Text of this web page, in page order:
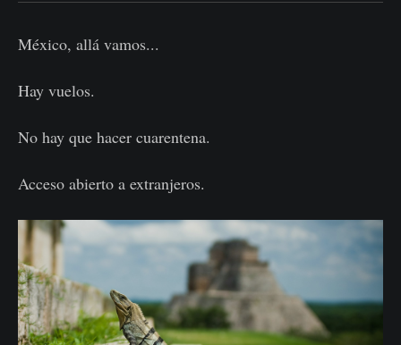
México, allá vamos...
Hay vuelos.
No hay que hacer cuarentena.
Acceso abierto a extranjeros.